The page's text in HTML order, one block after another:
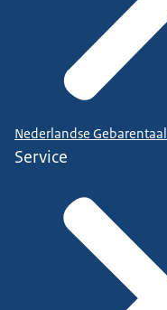
Nederlandse Gebarentaal
Service